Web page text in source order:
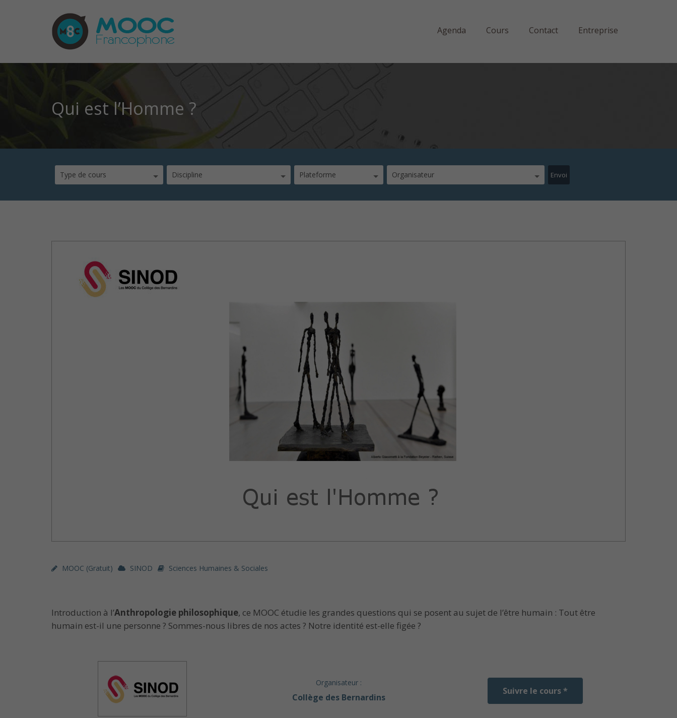
Agenda Cours Contact Entreprise
Qui est l’Homme ?
Type de cours Discipline Plateforme Organisateur
MOOC (gratuit) SINOD Sciences Humaines & Sociales
Introduction à l’Anthropologie philosophique, ce MOOC étudie les grandes questions qui se posent au sujet de l’être humain : Tout être
humain est-il une personne ? Sommes-nous libres de nos actes ? Notre identité est-elle figée ?
Organisateur :
Collège des Bernardins
Suivre le cours *